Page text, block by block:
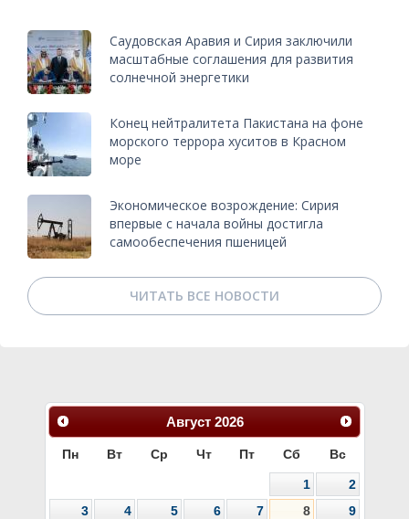
Саудовская Аравия и Сирия заключили
масштабные соглашения для развития
солнечной энергетики
Конец нейтралитета Пакистана на фоне
морского террора хуситов в Красном
море
Экономическое возрождение: Сирия
впервые с начала войны достигла
самообеспечения пшеницей
ЧИТАТЬ ВСЕ НОВОСТИ
Август 2026
Пн Вт Ср Чт Пт Сб Вс
1
2
3
4 5 6 7 8
9